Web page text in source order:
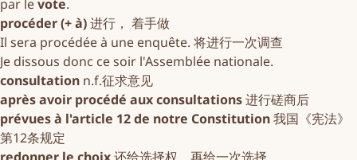
par levote.
procéder (+ à)进行， 着手做
Il sera procédée à une enquête. 将进行一次调查
Je dissous donc ce soir l'Assemblée nationale.
consultation n.f.征求意见
après avoir procédé aux consultations进行磋商后
prévues à l'article 12 de notre Constitution我国《宪法》
第12条规定
redonner le choix还给选择权，再给一次选择